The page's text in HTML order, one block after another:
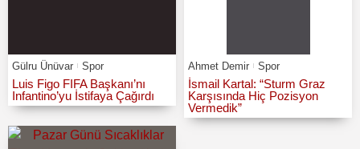
Gülru Ünüvar Spor
Luis Figo FIFA Başkanı’nı
Infantino’yu İstifaya Çağırdı
Ahmet Demir Spor
İsmail Kartal: “Sturm Graz
Karşısında Hiç Pozisyon
Vermedik”